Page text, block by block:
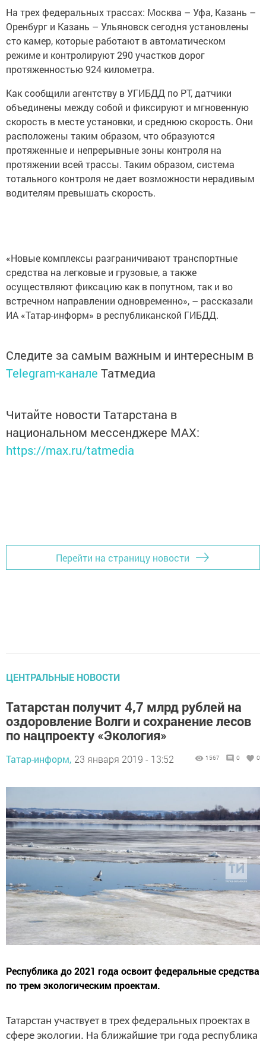
На трех федеральных трассах: Москва – Уфа, Казань –
Оренбург и Казань – Ульяновск сегодня установлены
сто камер, которые работают в автоматическом
режиме и контролируют 290 участков дорог
протяженностью 924 километра.
Как сообщили агентству в УГИБДД по РТ, датчики
объединены между собой и фиксируют и мгновенную
скорость в месте установки, и среднюю скорость. Они
расположены таким образом, что образуются
протяженные и непрерывные зоны контроля на
протяжении всей трассы. Таким образом, система
тотального контроля не дает возможности нерадивым
водителям превышать скорость.
«Новые комплексы разграничивают транспортные
средства на легковые и грузовые, а также
осуществляют фиксацию как в попутном, так и во
встречном направлении одновременно», – рассказали
ИА «Татар-информ» в республиканской ГИБДД.
Следите за самым важным и интересным в
Telegram-канале Татмедиа
Читайте новости Татарстана в
национальном мессенджере MАХ:
https://max.ru/tatmedia
Перейти на страницу новости
ЦЕНТРАЛЬНЫЕ НОВОСТИ
Татарстан получит 4,7 млрд рублей на
оздоровление Волги и сохранение лесов
по нацпроекту «Экология»
Татар-информ, 23 января 2019 - 13:52 1567 0 0
Республика до 2021 года освоит федеральные средства
по трем экологическим проектам.
Татарстан участвует в трех федеральных проектах в
сфере экологии. На ближайшие три года республика